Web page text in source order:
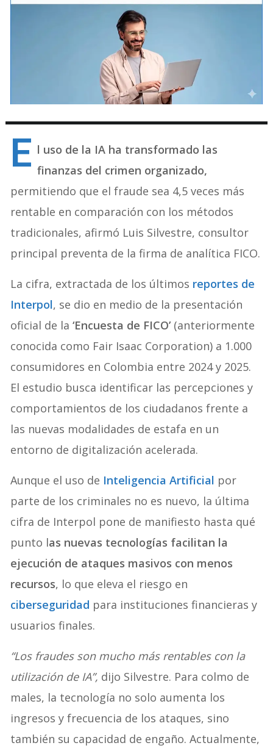
E l uso de la IA ha transformado las
finanzas del crimen organizado,
permitiendo que el fraude sea 4,5 veces más
rentable en comparación con los métodos
tradicionales, afirmó Luis Silvestre, consultor
principal preventa de la firma de analítica FICO.
La cifra, extractada de los últimos reportes de
Interpol, se dio en medio de la presentación
oficial de la‘Encuesta de FICO’ (anteriormente
conocida como Fair Isaac Corporation) a 1.000
consumidores en Colombia entre 2024 y 2025.
El estudio busca identificar las percepciones y
comportamientos de los ciudadanos frente a
las nuevas modalidades de estafa en un
entorno de digitalización acelerada.
Aunque el uso de Inteligencia Artificial por
parte de los criminales no es nuevo, la última
cifra de Interpol pone de manifiesto hasta qué
punto las nuevas tecnologías facilitan la
ejecución de ataques masivos con menos
recursos, lo que eleva el riesgo en
ciberseguridad para instituciones financieras y
usuarios finales.
“Los fraudes son mucho más rentables con la
utilización de IA”, dijo Silvestre. Para colmo de
males, la tecnología no solo aumenta los
ingresos y frecuencia de los ataques, sino
también su capacidad de engaño. Actualmente,